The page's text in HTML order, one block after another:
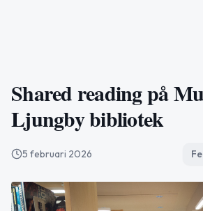
Shared reading på
Ljungby bibliotek
5 februari 2026